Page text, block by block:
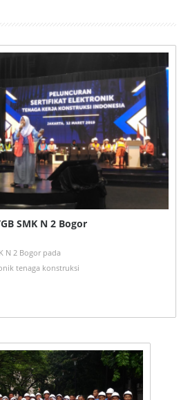
SMK N 2 Bogor
N 2 Bogor pada
tenaga konstruksi